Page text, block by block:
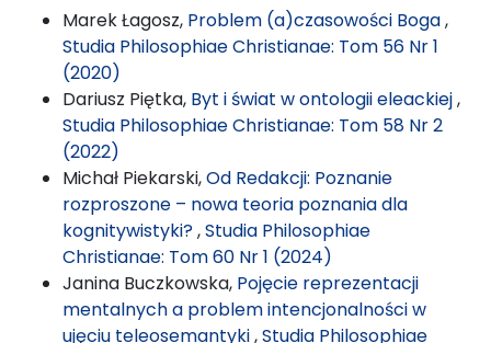
Marek Łagosz, Problem (a)czasowości Boga,
Studia Philosophiae Christianae: Tom 56 Nr 1
(2020)
Dariusz Piętka, Byt i świat w ontologii eleackiej,
Studia Philosophiae Christianae: Tom 58 Nr 2
(2022)
Michał Piekarski,Od Redakcji: Poznanie
rozproszone – nowa teoria poznania dla
kognitywistyki?,Studia Philosophiae
Christianae: Tom 60 Nr 1 (2024)
Janina Buczkowska, Pojęcie reprezentacji
mentalnych a problem intencjonalności w
ujęciu teleosemantyki,Studia Philosophiae